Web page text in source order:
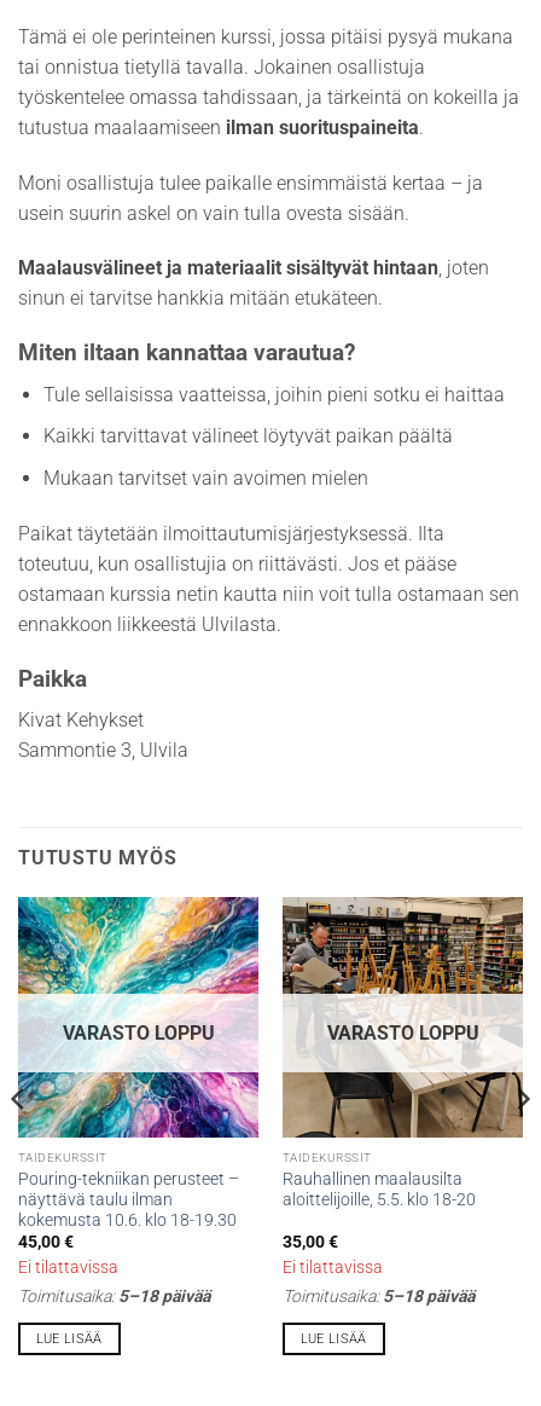
Tämä ei ole perinteinen kurssi, jossa pitäisi pysyä mukana
tai onnistua tietyllä tavalla. Jokainen osallistuja
työskentelee omassa tahdissaan, ja tärkeintä on kokeilla ja
tutustua maalaamiseen ilman suorituspaineita.
Moni osallistuja tulee paikalle ensimmäistä kertaa – ja
usein suurin askel on vain tulla ovesta sisään.
Maalausvälineet ja materiaalit sisältyvät hintaan, joten
sinun ei tarvitse hankkia mitään etukäteen.
Miten iltaan kannattaa varautua?
Tule sellaisissa vaatteissa, joihin pieni sotku ei haittaa
Kaikki tarvittavat välineet löytyvät paikan päältä
Mukaan tarvitset vain avoimen mielen
Paikat täytetään ilmoittautumisjärjestyksessä. Ilta
toteutuu, kun osallistujia on riittävästi. Jos et pääse
ostamaan kurssia netin kautta niin voit tulla ostamaan sen
ennakkoon liikkeestä Ulvilasta.
Paikka
Kivat Kehykset
Sammontie 3, Ulvila
TUTUSTU MYÖS
VARASTO LOPPU
TAIDEKURSSIT
Pouring-tekniikan perusteet –
näyttävä taulu ilman
kokemusta 10.6. klo 18-19.30
45,00€
Ei tilattavissa
Toimitusaika:5–18 päivää
LUE LISÄÄ
VARASTO LOPPU
TAIDEKURSSIT
Rauhallinen maalausilta
aloittelijoille, 5.5. klo 18-20
35,00€
Ei tilattavissa
Toimitusaika:5–18 päivää
LUE LISÄÄ